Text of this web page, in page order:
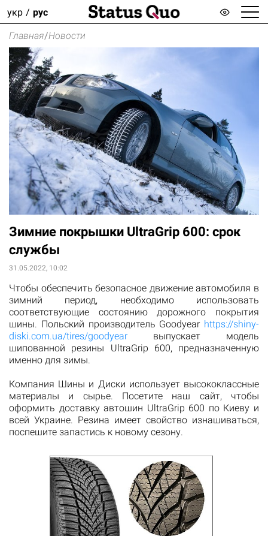
укр рус
Главная/Новости
Зимние покрышки UltraGrip 600: срок
службы
31.05.2022, 10:02
Чтобы обеспечить безопасное движение автомобиля в
зимний период, необходимо использовать
соответствующие состоянию дорожного покрытия
шины. Польский производитель Goodyear https://shiny-
diski.com.ua/tires/goodyear выпускает модель
шипованной резины UltraGrip 600, предназначенную
именно для зимы.
Компания Шины и Диски использует высококлассные
материалы и сырье. Посетите наш сайт, чтобы
оформить доставку автошин UltraGrip 600 по Киеву и
всей Украине. Резина имеет свойство изнашиваться,
поспешите запастись к новому сезону.